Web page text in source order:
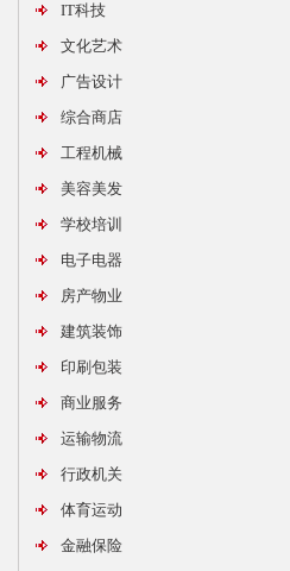
IT科技
文化艺术
广告设计
综合商店
工程机械
美容美发
学校培训
电子电器
房产物业
建筑装饰
印刷包装
商业服务
运输物流
行政机关
体育运动
金融保险